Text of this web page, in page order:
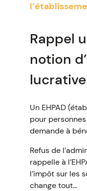
Rappel
notion
lucrative
Un EHPAD
pour
demande à
Refus de
rappelle à
l’impôt sur les
change tout…